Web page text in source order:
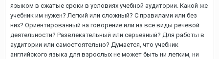
языком в сжатые сроки в условиях учебной аудитории. Какой же
учебник им нужен? Легкий или сложный? С правилами или без
них? Ориентированный на говорение или на все виды речевой
деятельности? Развлекательный или серьезный? Для работы в
аудитории или самостоятельно? Думается, что учебник
английского языка для взрослых не может быть ни легким, ни